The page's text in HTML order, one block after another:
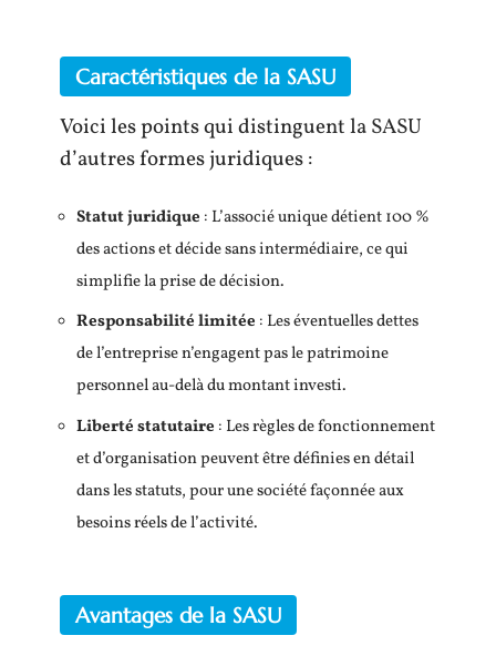
Caractéristiques de la SASU
Voici les points qui distinguent la SASU
d’autres formes juridiques :
Statut juridique : L’associé unique détient 100 %
des actions et décide sans intermédiaire, ce qui
simplifie la prise de décision.
Responsabilité limitée : Les éventuelles dettes
de l’entreprise n’engagent pas le patrimoine
personnel au-delà du montant investi.
Liberté statutaire : Les règles de fonctionnement
et d’organisation peuvent être définies en détail
dans les statuts, pour une société façonnée aux
besoins réels de l’activité.
Avantages de la SASU